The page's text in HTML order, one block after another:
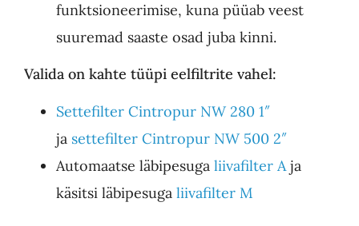
funktsioneerimise, kuna püüab veest
suuremad saaste osad juba kinni.
Valida on kahte tüüpi eelfiltrite vahel:
Settefilter Cintropur NW 280 1″
ja settefilter Cintropur NW 500 2″
Automaatse läbipesuga liivafilter Aja
käsitsi läbipesuga liivafilter M